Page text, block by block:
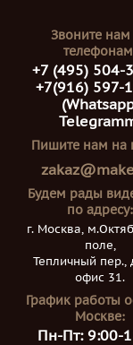
Звоните
+7 (495) 504-
+7(916) 597-
Пишите нам на
Будем рады
по адресу:
г. Москва,
поле,
Тепличный пер.,
офис 31.
График работы
Москве:
Пн-Пт: 9:00-